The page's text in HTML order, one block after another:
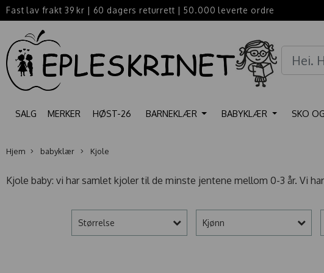
Fast lav frakt 39 kr | 60 dagers returrett | 50.000 leverte ordre
SALG MERKER HØST-26 BARNEKLÆR BABYKLÆR SKO
Hjem babyklær Kjole
Kjole baby: vi har samlet kjoler til de minste jentene mellom 0-3 år. Vi
Størrelse Kjønn